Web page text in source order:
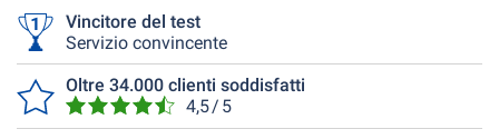
Vincitore del test
Servizio convincente
Oltre 34.000 clienti soddisfatti
4,5 / 5